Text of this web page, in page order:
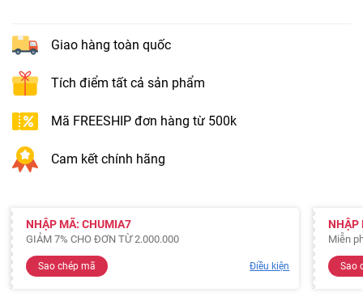
Giao hàng toàn quốc
Tích điểm tất cả sản phẩm
Mã FREESHIP đơn hàng từ 500k
Cam kết chính hãng
NHẬP MÃ: CHUMIA7
GIẢM 7% CHO ĐƠN TỪ 2.000.000
Sao chép mã Điều kiện
NHẬP
Miễn
Sao